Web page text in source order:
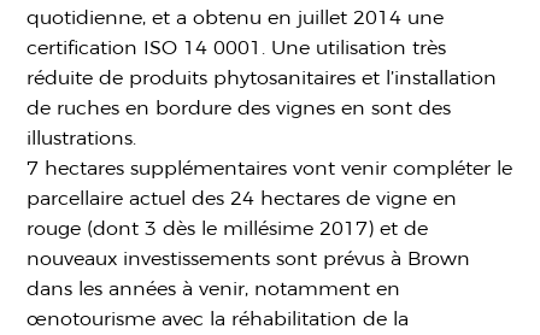
quotidienne, et a obtenu en juillet 2014 une
certification ISO 14 0001. Une utilisation très
réduite de produits phytosanitaires et l’installation
de ruches en bordure des vignes en sont des
illustrations.
7 hectares supplémentaires vont venir compléter le
parcellaire actuel des 24 hectares de vigne en
rouge (dont 3 dès le millésime 2017) et de
nouveaux investissements sont prévus à Brown
dans les années à venir, notamment en
œnotourisme avec la réhabilitation de la